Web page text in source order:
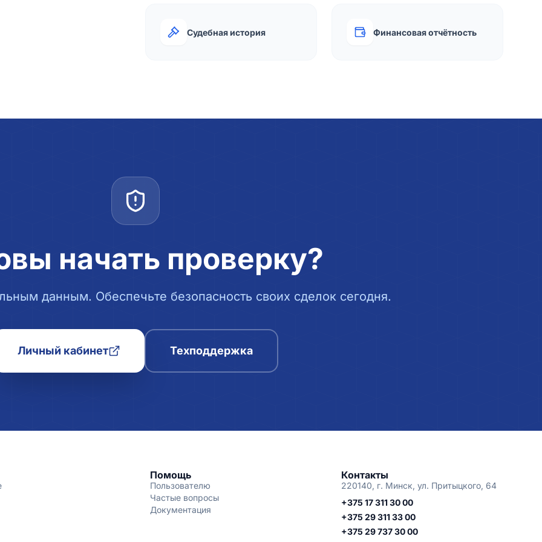
Судебная история Финансовая отчётность
начать проверку?
данным. Обеспечьте безопасность своих сделок сегодня.
Личный кабинет Техподдержка
Помощь
Пользователю
Частые вопросы
Документация
Контакты
220140, г. Минск, ул. Притыцкого, 64
+375 17 311 30 00
+375 29 311 33 00
+375 29 737 30 00